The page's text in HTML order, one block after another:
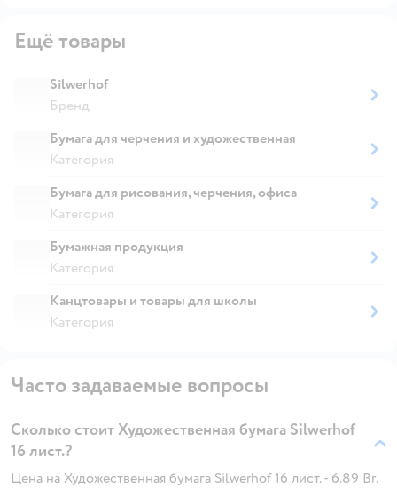
Ещё товары
Silwerhof
Бренд
Бумага для черчения и художественная
Категория
Бумага для рисования, черчения, офиса
Категория
Бумажная продукция
Категория
Канцтовары и товары для школы
Категория
Часто задаваемые вопросы
Сколько стоит Художественная бумага Silwerhof
16 лист.?
Цена на Художественная бумага Silwerhof 16 лист. - 6.89 Br.